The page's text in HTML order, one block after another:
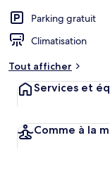
Parking gratuit
Climatisation
Tout afficher
Services et
Comme à la